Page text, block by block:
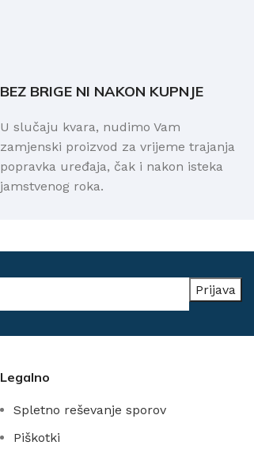
BEZ BRIGE NI NAKON KUPNJE
U slučaju kvara, nudimo Vam
zamjenski proizvod za vrijeme trajanja
popravka uređaja, čak i nakon isteka
jamstvenog roka.
Legalno
Spletno reševanje sporov
Piškotki